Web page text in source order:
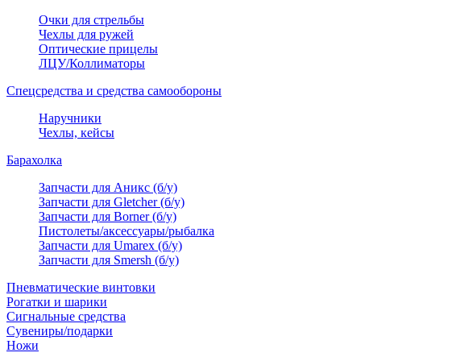
Очки для стрельбы
Чехлы для ружей
Оптические прицелы
ЛЦУ/Коллиматоры
Спецсредства и средства самообороны
Наручники
Чехлы, кейсы
Барахолка
Запчасти для Аникс (б/у)
Запчасти для Gletcher (б/у)
Запчасти для Borner (б/у)
Пистолеты/аксессуары/рыбалка
Запчасти для Umarex (б/у)
Запчасти для Smersh (б/у)
Пневматические винтовки
Рогатки и шарики
Сигнальные средства
Сувениры/подарки
Ножи